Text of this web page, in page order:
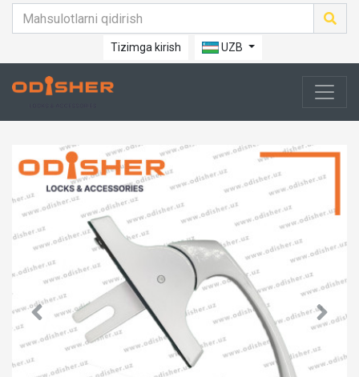
Tizimga kirish UZB